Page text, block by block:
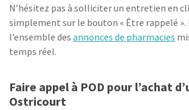
N’hésitez pas à solliciter un entretien en
simplement sur le bouton « Être rappelé
l’ensemble des annonces de pharmacies
temps réel.
Faire appel à POD pour l’achat
Ostricourt